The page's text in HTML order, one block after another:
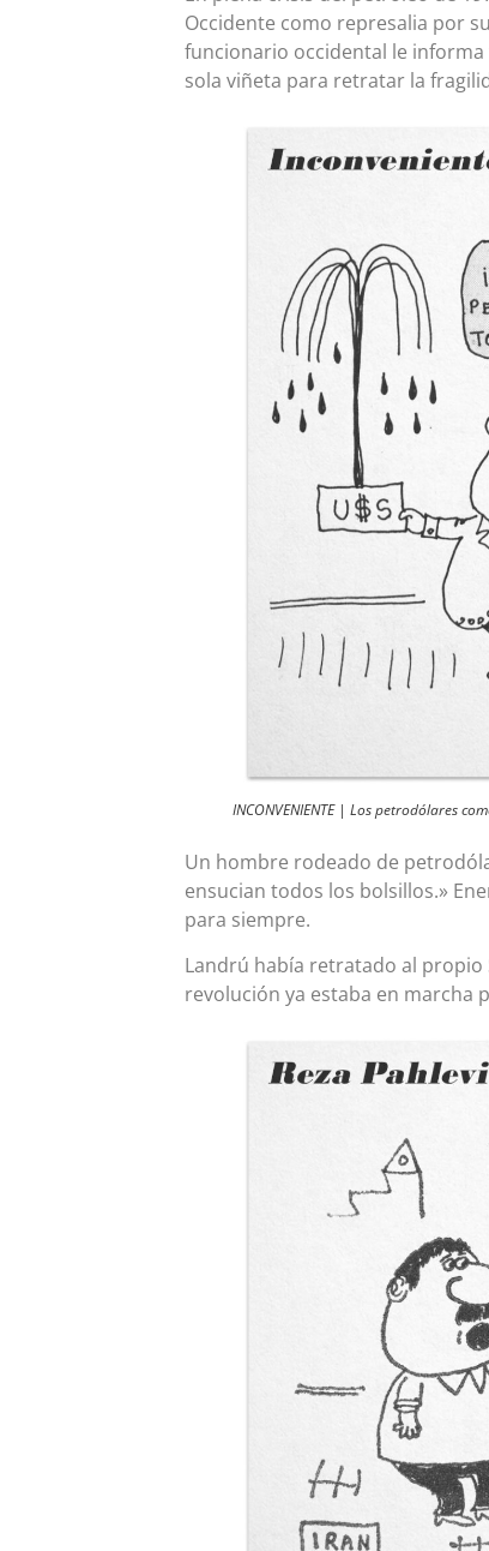
Occidente como represalia por
funcionario occidental le
sola viñeta para retratar la
INCONVENIENTE | Los petrodólares
Un hombre rodeado de
ensucian todos los bolsillos.»
para siempre.
Landrú había retratado al propio
revolución ya estaba en marcha